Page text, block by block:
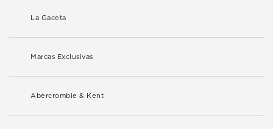
La Gaceta
Marcas Exclusivas
Abercrombie & Kent